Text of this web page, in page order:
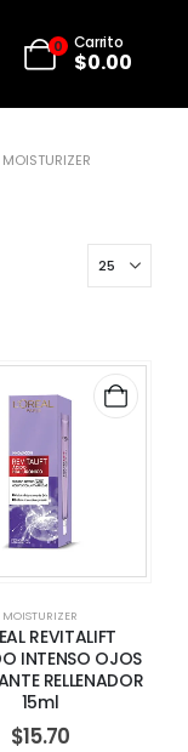
0 Carrito
$0.00
MOISTURIZER
MOISTURIZER
REVITALIFT
INTENSO OJOS
RELLENADOR
15ml
$15.70